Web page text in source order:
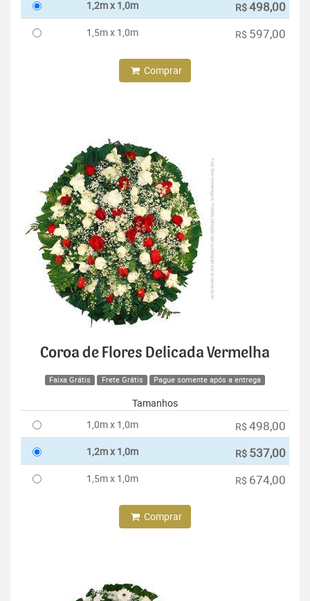
1,2m x 1,0m R$498,00
1,5m x 1,0m R$ 597,00
Comprar
Coroa de Flores Delicada Vermelha
Faixa Grátis Frete Grátis Pague somente após a entrega
Tamanhos
1,0m x 1,0m
R$ 498,00
1,2m x 1,0m R$ 537,00
1,5m x 1,0m R$ 674,00
Comprar